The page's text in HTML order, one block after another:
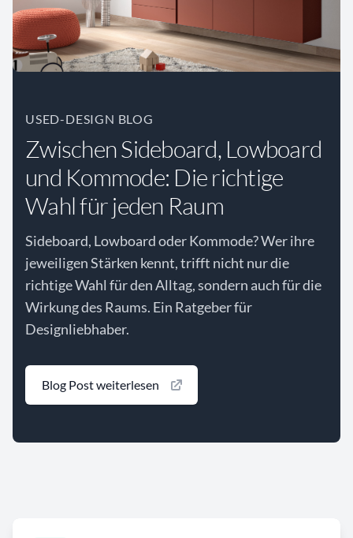
USED-DESIGN BLOG
Zwischen Sideboard, Lowboard
und Kommode: Die richtige
Wahl für jeden Raum
Sideboard, Lowboard oder Kommode? Wer ihre
jeweiligen Stärken kennt, trifft nicht nur die
richtige Wahl für den Alltag, sondern auch für die
Wirkung des Raums. Ein Ratgeber für
Designliebhaber.
Blog Post weiterlesen